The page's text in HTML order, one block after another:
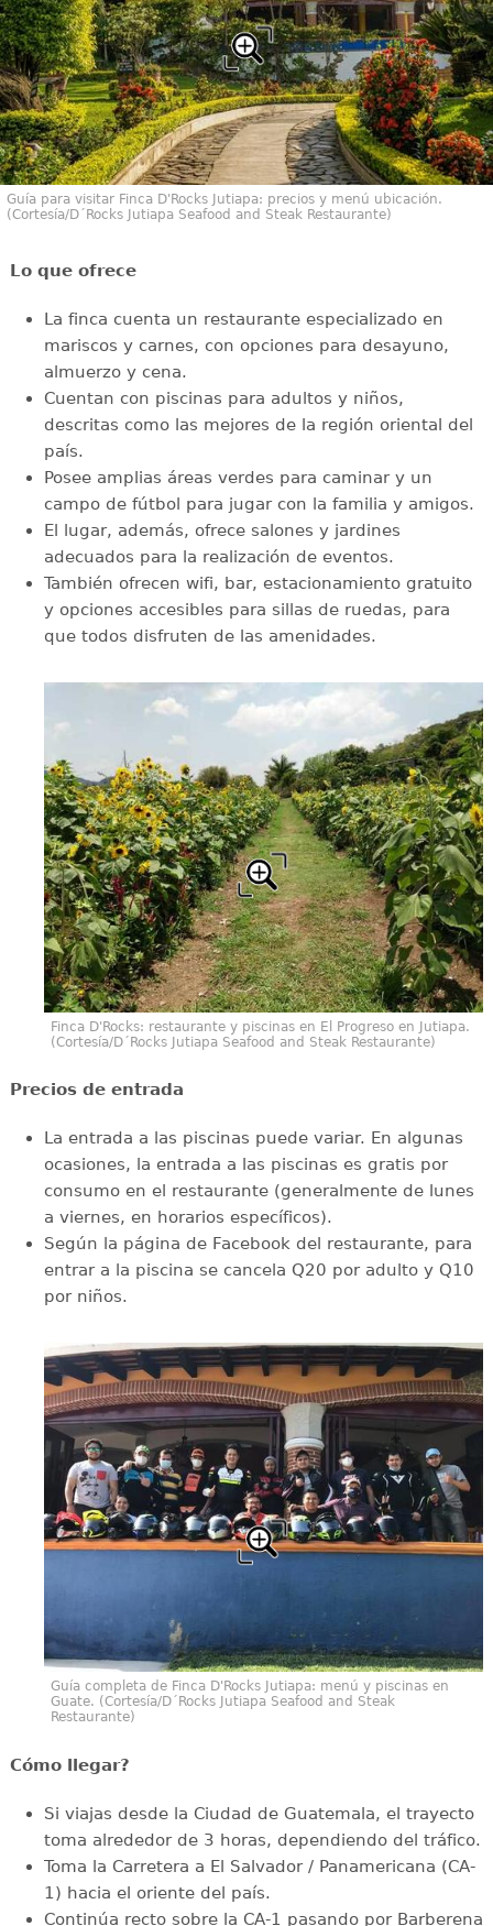
Guía para visitar Finca D'Rocks Jutiapa: precios y menú ubicación.
(Cortesía/D´Rocks Jutiapa Seafood and Steak Restaurante)
Lo que ofrece
La finca cuenta un restaurante especializado en
mariscos y carnes, con opciones para desayuno,
almuerzo y cena.
Cuentan con piscinas para adultos y niños,
descritas como las mejores de la región oriental del
país.
Posee amplias áreas verdes para caminar y un
campo de fútbol para jugar con la familia y amigos.
El lugar, además, ofrece salones y jardines
adecuados para la realización de eventos.
También ofrecen wifi, bar, estacionamiento gratuito
y opciones accesibles para sillas de ruedas, para
que todos disfruten de las amenidades.
Finca D'Rocks: restaurante y piscinas en El Progreso en Jutiapa.
(Cortesía/D´Rocks Jutiapa Seafood and Steak Restaurante)
Precios de entrada
La entrada a las piscinas puede variar. En algunas
ocasiones, la entrada a las piscinas es gratis por
consumo en el restaurante (generalmente de lunes
a viernes, en horarios específicos).
Según la página de Facebook del restaurante, para
entrar a la piscina se cancela Q20 por adulto y Q10
por niños.
Guía completa de Finca D'Rocks Jutiapa: menú y piscinas en
Guate. (Cortesía/D´Rocks Jutiapa Seafood and Steak
Restaurante)
Cómo llegar?
Si viajas desde la Ciudad de Guatemala, el trayecto
toma alrededor de 3 horas, dependiendo del tráfico.
Toma la Carretera a El Salvador / Panamericana (CA-
1) hacia el oriente del país.
Continúa recto sobre la CA-1 pasando por Barberena